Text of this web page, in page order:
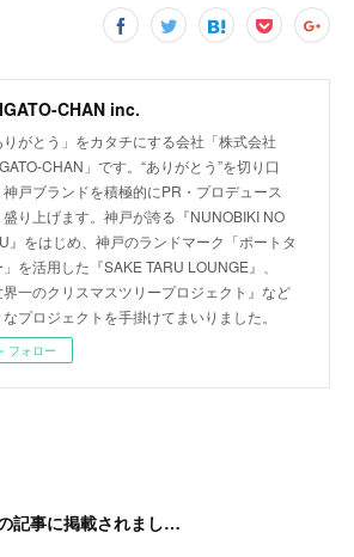
CHAN inc.
りがとう」をカタチにする会社「株式会社
CHAN」です。“ありがとう”を切り口
神戸ブランドを積極的にPR・プロデュース
盛り上げます。神戸が誇る『NUNOBIKI NO
』をはじめ、神戸のランドマーク「ポートタ
」を活用した『SAKE TARU LOUNGE』、
界一のクリスマスツリープロジェクト』など
プロジェクトを手掛けてまいりました。
フォロー
Yahoo Japan newsの記事に掲載されました。